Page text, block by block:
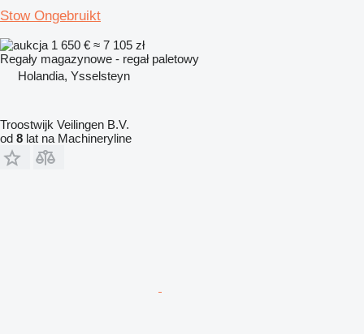
Stow Ongebruikt
1 650 € ≈ 7 105 zł
Regały magazynowe - regał paletowy
Holandia, Ysselsteyn
Troostwijk Veilingen B.V.
od 8 lat na Machineryline